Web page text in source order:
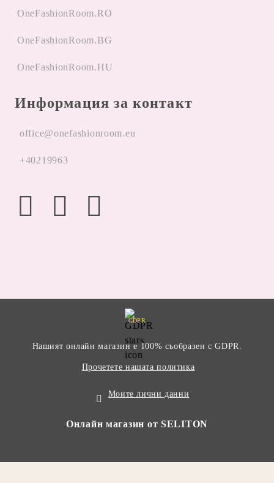
OneFashionRoom.RO
OneFashionRoom.BG
OneFashionRoom.HU
Информация за контакт
office@onefashionroom.eu
+40219963
GDPR
Нашият онлайн магазин е 100% съобразен с GDPR.
Прочетете нашата политика
Моите лични данни
Онлайн магазин от SELITON